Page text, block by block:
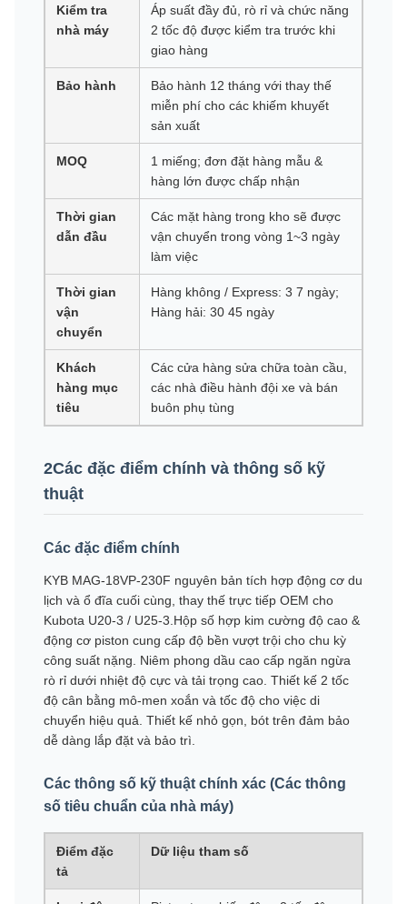
Kiểm tra
nhà máy
Áp suất đầy đủ, rò rỉ và chức năng
2 tốc độ được kiểm tra trước khi
giao hàng
Bảo hành
Bảo hành 12 tháng với thay thế
miễn phí cho các khiếm khuyết
sản xuất
MOQ
1 miếng; đơn đặt hàng mẫu &
hàng lớn được chấp nhận
Thời gian
dẫn đầu
Các mặt hàng trong kho sẽ được
vận chuyển trong vòng 1~3 ngày
làm việc
Thời gian
vận
chuyển
Hàng không / Express: 3 7 ngày;
Hàng hải: 30 45 ngày
Khách
hàng mục
tiêu
Các cửa hàng sửa chữa toàn cầu,
các nhà điều hành đội xe và bán
buôn phụ tùng
2Các đặc điểm chính và thông số kỹ
thuật
Các đặc điểm chính
KYB MAG-18VP-230F nguyên bản tích hợp động cơ du
lịch và ổ đĩa cuối cùng, thay thế trực tiếp OEM cho
Kubota U20-3 / U25-3.Hộp số hợp kim cường độ cao &
động cơ piston cung cấp độ bền vượt trội cho chu kỳ
công suất nặng. Niêm phong dầu cao cấp ngăn ngừa
rò rỉ dưới nhiệt độ cực và tải trọng cao. Thiết kế 2 tốc
độ cân bằng mô-men xoắn và tốc độ cho việc di
chuyển hiệu quả. Thiết kế nhỏ gọn, bót trên đảm bảo
dễ dàng lắp đặt và bảo trì.
Các thông số kỹ thuật chính xác (Các thông
số tiêu chuẩn của nhà máy)
Điểm đặc
tả
Dữ liệu tham số